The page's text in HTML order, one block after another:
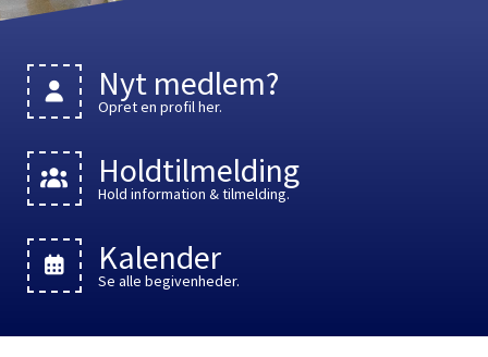
Nyt medlem?
Opret en profil her.
Holdtilmelding
Hold information & tilmelding.
Kalender
Se alle begivenheder.